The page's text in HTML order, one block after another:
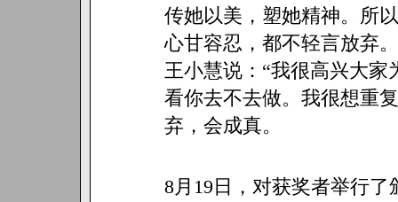
传她以美，塑她精神。所
心甘容忍，都不轻言放弃。
王小慧说：“我很高兴大
看你去不去做。我很想重
弃，会成真。
8月19日，对获奖者举行了